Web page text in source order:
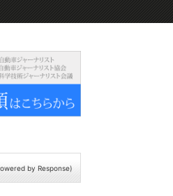
by Response)